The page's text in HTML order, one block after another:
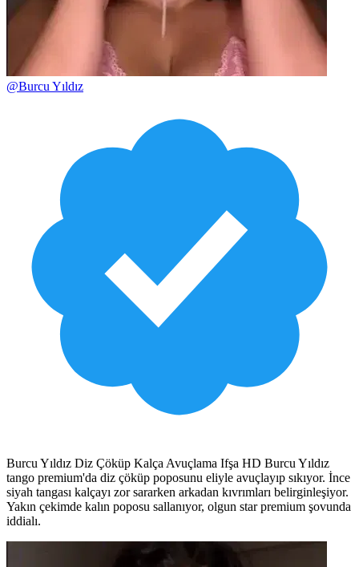
@Burcu Yıldız
Burcu Yıldız Diz Çöküp Kalça Avuçlama Ifşa HD Burcu Yıldız
tango premium'da diz çöküp poposunu eliyle avuçlayıp sıkıyor. İnce
siyah tangası kalçayı zor sararken arkadan kıvrımları belirginleşiyor.
Yakın çekimde kalın poposu sallanıyor, olgun star premium şovunda
iddialı.